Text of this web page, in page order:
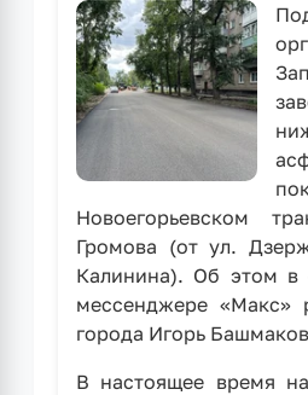
Новоегорьевском
Громова (от ул.
Калинина). Об этом в
мессенджере «Макс»
города Игорь
В настоящее время